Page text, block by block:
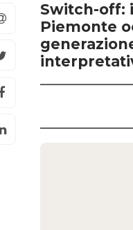
Switch-off:
Piemonte